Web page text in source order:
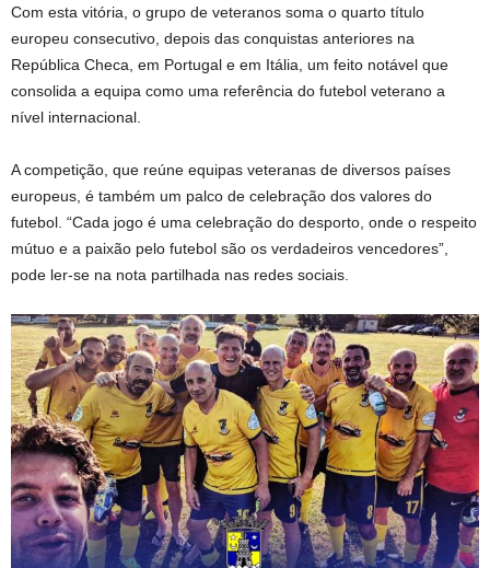
Com esta vitória, o grupo de veteranos soma o quarto título
europeu consecutivo, depois das conquistas anteriores na
República Checa, em Portugal e em Itália, um feito notável que
consolida a equipa como uma referência do futebol veterano a
nível internacional.
A competição, que reúne equipas veteranas de diversos países
europeus, é também um palco de celebração dos valores do
futebol. “Cada jogo é uma celebração do desporto, onde o respeito
mútuo e a paixão pelo futebol são os verdadeiros vencedores”,
pode ler-se na nota partilhada nas redes sociais.